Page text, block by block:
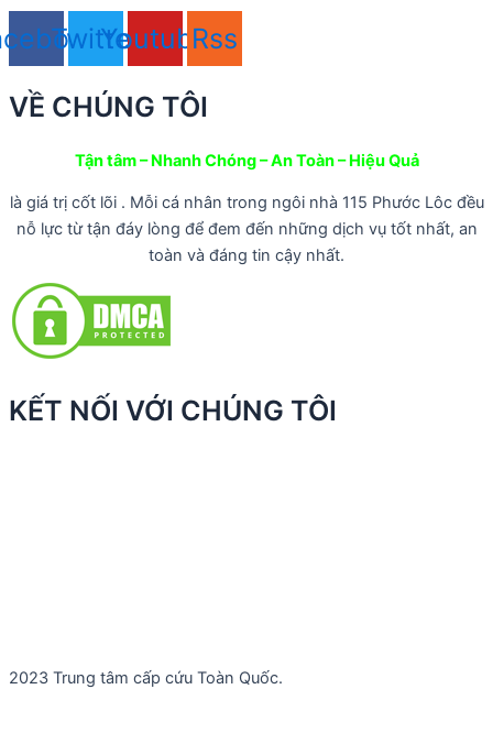
TwitterYoutubeRss
VỀ CHÚNG TÔI
Tận tâm – Nhanh Chóng – An Toàn – Hiệu Quả
là giá trị cốt lõi . Mỗi cá nhân trong ngôi nhà 115 Phước Lôc đều
nỗ lực từ tận đáy lòng để đem đến những dịch vụ tốt nhất, an
toàn và đáng tin cậy nhất.
KẾT NỐI VỚI CHÚNG TÔI
2023 Trung tâm cấp cứu Toàn Quốc.